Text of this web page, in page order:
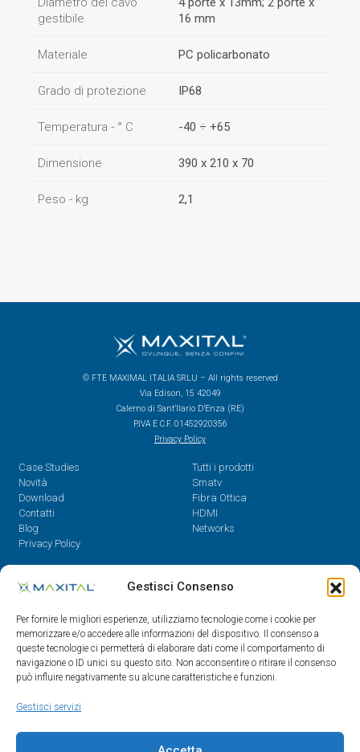
Gestisci Consenso
Per fornire le migliori esperienze, utilizziamo tecnologie come i cookie per
memorizzare e/o accedere alle informazioni del dispositivo. Il consenso a
queste tecnologie ci permetterà di elaborare dati come il comportamento di
navigazione o ID unici su questo sito. Non acconsentire o ritirare il consenso
può influire negativamente su alcune caratteristiche e funzioni.
Gestisci servizi
gestibile
16 mm
Materiale PC policarbonato
Grado di protezione IP68
Temperatura - ° C -40 ÷ +65
Dimensione 390 x 210 x 70
Peso - kg 2,1
© FTE MAXIMAL ITALIA SRLU – All rights reserved
Via Edison, 15 42049
Calerno di Sant’Ilario D’Enza (RE)
P.IVA E C.F. 01452920356
Privacy Policy
Case Studies
Novità
Download
Contatti
Blog
Privacy Policy
Tutti i prodotti
Smatv
Fibra Ottica
HDMI
Networks
Contatti
08.30 - 12.30 / 14 - 18
0522/909701
0522/909748